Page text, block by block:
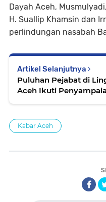
Dayah Aceh,
H. Suallip Khamsin dan
perlindungan nasabah
Artikel Selanjutnya
Puluhan Pejabat di
Aceh Ikuti
Kabar Aceh